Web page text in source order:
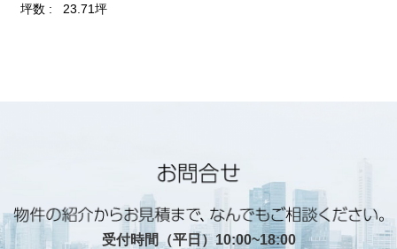
受付時間（平日）10:00~18:00